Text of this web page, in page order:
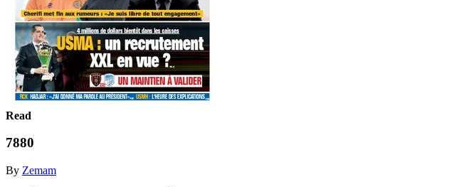
Read
7880
By Zemam